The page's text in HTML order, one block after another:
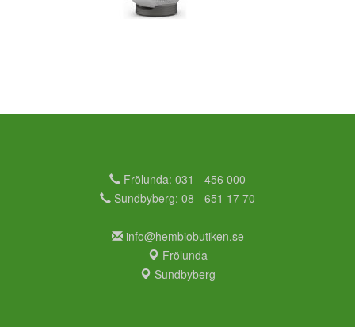
Frölunda: 031 - 456 000
Sundbyberg: 08 - 651 17 70
info@hembiobutiken.se
Frölunda
Sundbyberg